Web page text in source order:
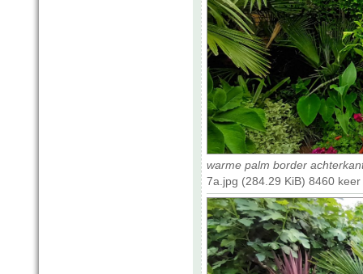
warme palm border
7a.jpg (284.29 KiB) 8460